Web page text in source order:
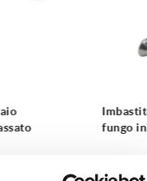
con impugnatura a
inox